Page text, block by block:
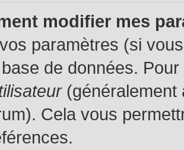
modifier mes
paramètres (si
de données.
(généralement
Cela vous